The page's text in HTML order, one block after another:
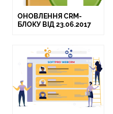
ОНОВЛЕННЯ CRM-
БЛОКУ ВІД 23.06.2017